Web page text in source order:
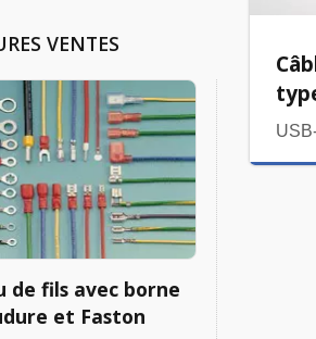
VENTES
de fils avec borne
et Faston